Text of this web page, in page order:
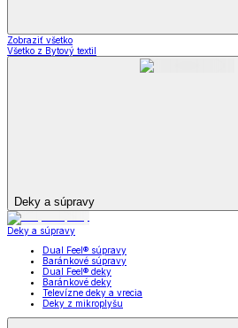
Zobraziť všetko
Všetko z Bytový textil
Deky a súpravy
Deky a súpravy
Dual Feel® súpravy
Baránkové súpravy
Dual Feel® deky
Baránkové deky
Televízne deky a vrecia
Deky z mikroplyšu